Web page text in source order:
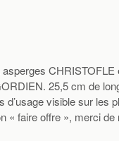
CHRISTOFLE
25,5 cm de
d’usage visible sur les
« faire offre », merci de